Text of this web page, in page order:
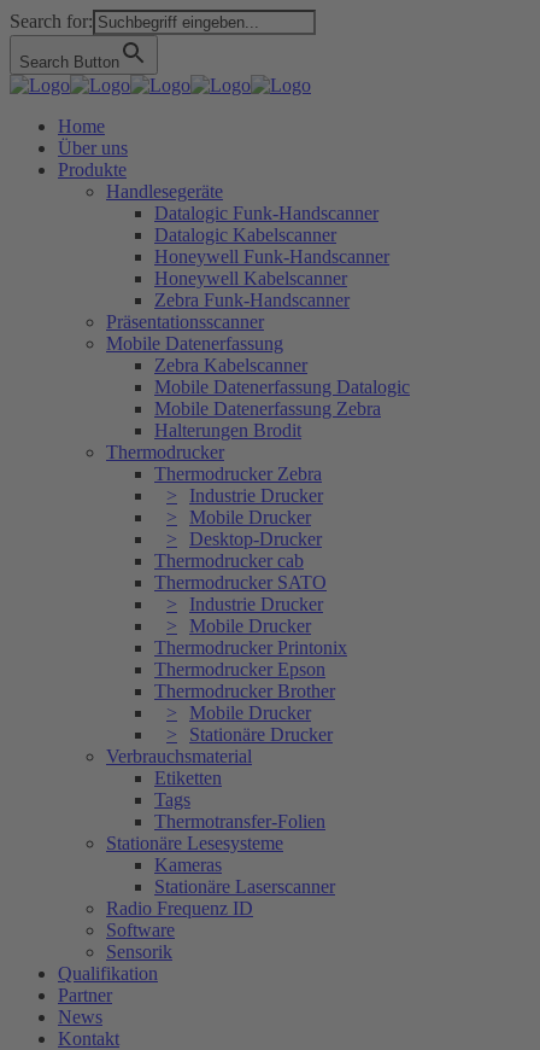
Search for:
Search Button
Home
Über uns
Produkte
Handlesegeräte
Datalogic Funk-Handscanner
Datalogic Kabelscanner
Honeywell Funk-Handscanner
Honeywell Kabelscanner
Zebra Funk-Handscanner
Präsentationsscanner
Mobile Datenerfassung
Zebra Kabelscanner
Mobile Datenerfassung Datalogic
Mobile Datenerfassung Zebra
Halterungen Brodit
Thermodrucker
Thermodrucker Zebra
Industrie Drucker
Mobile Drucker
Desktop-Drucker
Thermodrucker cab
Thermodrucker SATO
Industrie Drucker
Mobile Drucker
Thermodrucker Printonix
Thermodrucker Epson
Thermodrucker Brother
Mobile Drucker
Stationäre Drucker
Verbrauchsmaterial
Etiketten
Tags
Thermotransfer-Folien
Stationäre Lesesysteme
Kameras
Stationäre Laserscanner
Radio Frequenz ID
Software
Sensorik
Qualifikation
Partner
News
Kontakt